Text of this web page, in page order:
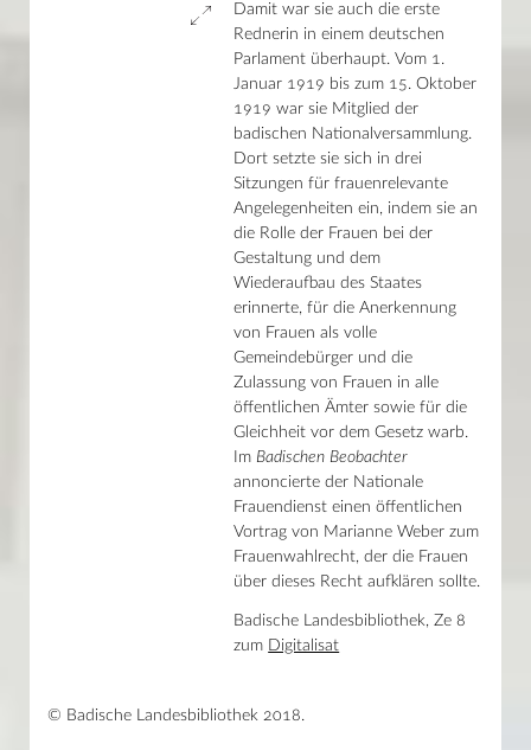
Damit war sie auch die erste
Rednerin in einem deutschen
Parlament überhaupt. Vom 1.
Januar 1919 bis zum 15. Oktober
1919 war sie Mitglied der
badischen Nationalversammlung.
Dort setzte sie sich in drei
Sitzungen für frauenrelevante
Angelegenheiten ein, indem sie an
die Rolle der Frauen bei der
Gestaltung und dem
Wiederaufbau des Staates
erinnerte, für die Anerkennung
von Frauen als volle
Gemeindebürger und die
Zulassung von Frauen in alle
öffentlichen Ämter sowie für die
Gleichheit vor dem Gesetz warb.
Im Badischen Beobachter
annoncierte der Nationale
Frauendienst einen öffentlichen
Vortrag von Marianne Weber zum
Frauenwahlrecht, der die Frauen
über dieses Recht aufklären sollte.
Badische Landesbibliothek, Ze 8
zum Digitalisat
© Badische Landesbibliothek 2018.